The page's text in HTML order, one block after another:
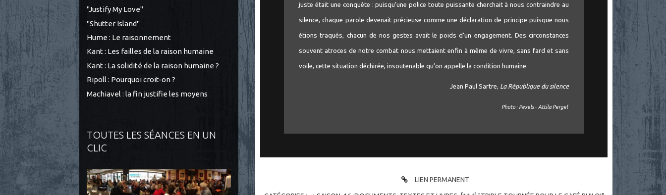
"Justify My Love"
"Shutter Island"
Hume : Le raisonnement
Kant : Les failles de la raison humaine
Kant : La solidité de la raison humaine ?
Ripoll : Pourquoi croit-on ?
Machiavel : la fin justifie les moyens
TOUTES LES SÉANCES EN UN
CLIC
juste était une conquête : puisqu’une police toute puissante cherchait à nous contraindre au
silence, chaque parole devenait précieuse comme une déclaration de principe puisque nous
étions traqués, chacun de nos gestes avait le poids d’un engagement. Des circonstances
souvent atroces de notre combat nous mettaient enfin à même de vivre, sans fard et sans
voile, cette situation déchirée, insoutenable qu’on appelle la condition humaine.
Jean Paul Sartre, La République du silence
Photo : Pexels - Attila Pergel
LIEN PERMANENT